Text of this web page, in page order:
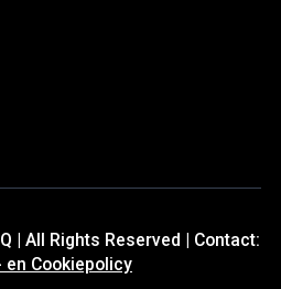
| All Rights Reserved | Contact:
en Cookiepolicy